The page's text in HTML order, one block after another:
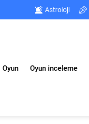
Astroloji
Oyun Oyun inceleme